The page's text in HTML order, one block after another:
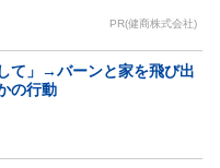
PR(健商株式会社)
て」→バーンと家を飛び出
の行動